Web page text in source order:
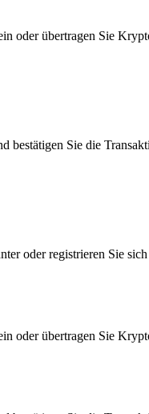
oder übertragen Sie
bestätigen Sie die
oder registrieren Sie
oder übertragen Sie